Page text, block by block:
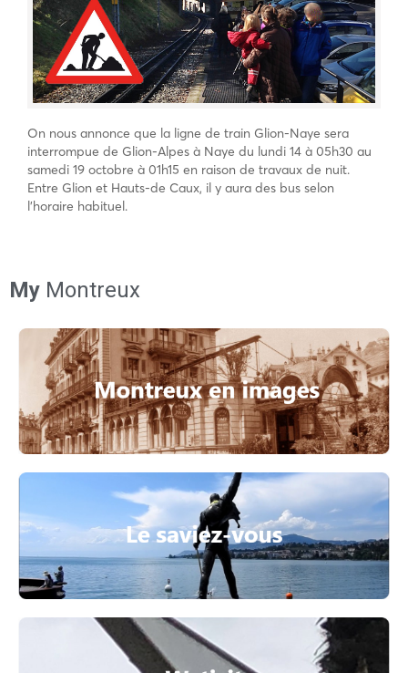
On nous annonce que la ligne de train Glion-Naye sera
interrompue de Glion-Alpes à Naye du lundi 14 à 05h30 au
samedi 19 octobre à 01h15 en raison de travaux de nuit.
Entre Glion et Hauts-de Caux, il y aura des bus selon
l’horaire habituel.
My Montreux